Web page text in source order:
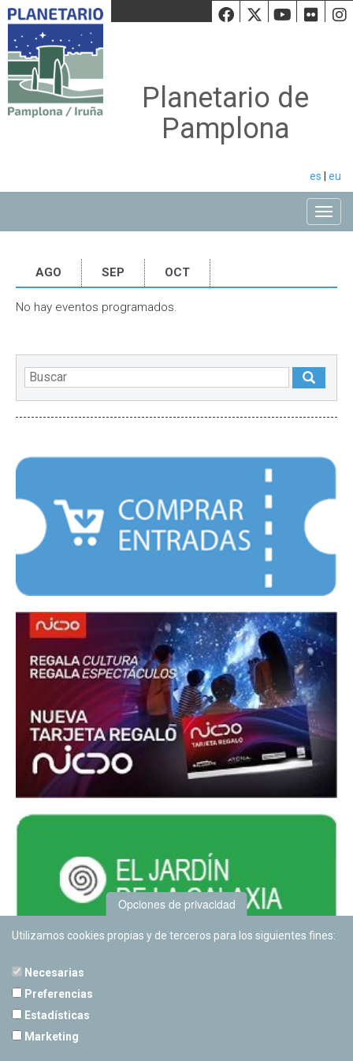
Facebook
Twiiter
Planetario de
Pamplona
es eu
AGO SEP OCT
No hay eventos programados.
Opciones de privacidad
Utilizamos cookies propias y de terceros para los siguientes fines:
Necesarias
Preferencias
Estadísticas
Marketing